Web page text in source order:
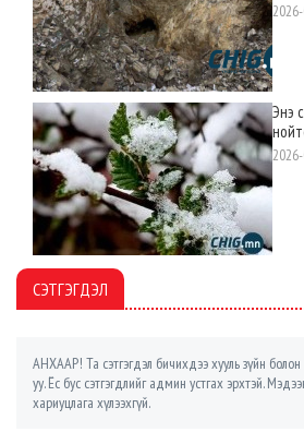
Энэ
СЭТГЭГДЭЛ
АНХААР! Та сэтгэгдэл бичихдээ хууль зүйн
уу. Ёс бус сэтгэгдлийг админ устгах эрхтэй.
хариуцлага хүлээхгүй.